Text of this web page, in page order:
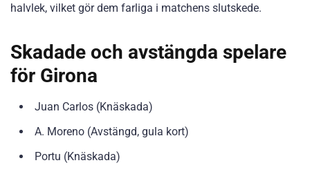
halvlek, vilket gör dem farliga i matchens slutskede.
Skadade och avstängda spelare
för Girona
Juan Carlos (Knäskada)
A. Moreno (Avstängd, gula kort)
Portu (Knäskada)